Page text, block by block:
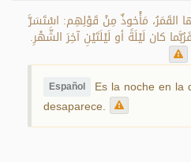
القَمَرُ، مَأْخوذٌ مِنْ قَوْلِهِم: اسْتَسَرَّ
كان لَيْلَةً أو لَيْلَتَيْنِ آخِرَ الشَّهْرِ.
Español Es la noche en la
desaparece.